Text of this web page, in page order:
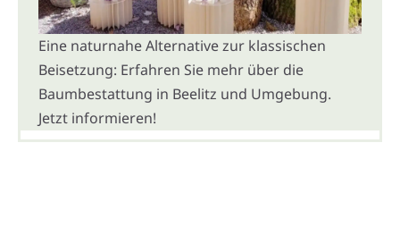
Eine naturnahe Alternative zur klassischen
Beisetzung: Erfahren Sie mehr über die
Baumbestattung in Beelitz und Umgebung.
Jetzt informieren!